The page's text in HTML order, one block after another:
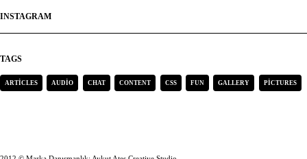
INSTAGRAM
TAGS
ARTICLES AUDIO CHAT CONTENT CSS FUN GALLERY PICTURES